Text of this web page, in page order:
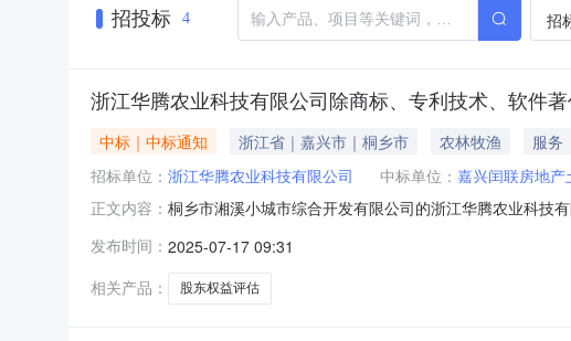
招投标 4 招
浙江华腾农业科技有限公司除商标、专利技术、软件
中标｜中标通知 浙江省｜嘉兴市｜桐乡市 农林牧渔 服务
招标单位： 浙江华腾农业科技有限公司 中标单位： 嘉兴闰联房地产
正文内容： 桐乡市湘溪小城市综合开发有限公司的浙江华腾农业科技
价：201000元投标人如对以上评标结果有异议，请于本评
盖单位公章。投诉受理电话：0573
发布时间： 2025-07-17 09:31
相关产品：
股东权益评估